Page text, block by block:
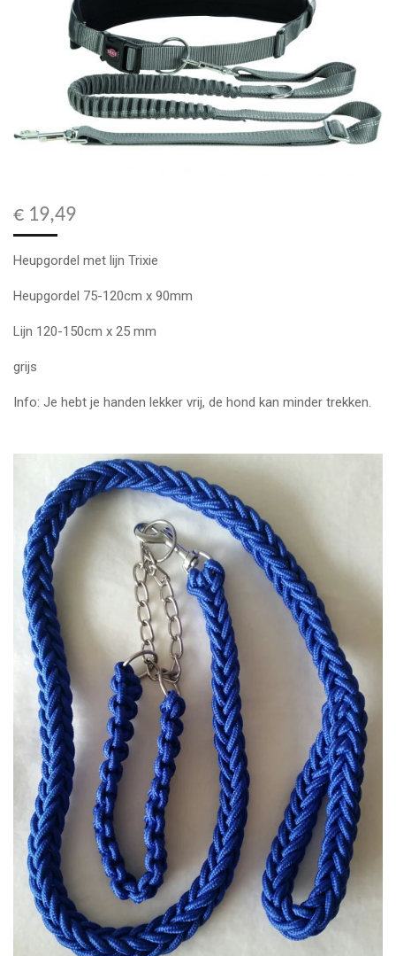
€ 19,49
Heupgordel met lijn Trixie
Heupgordel 75-120cm x 90mm
Lijn 120-150cm x 25 mm
grijs
Info: Je hebt je handen lekker vrij, de hond kan minder trekken.